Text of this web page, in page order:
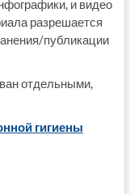
и видео
разрешается
публикации
отдельными,
гигиены